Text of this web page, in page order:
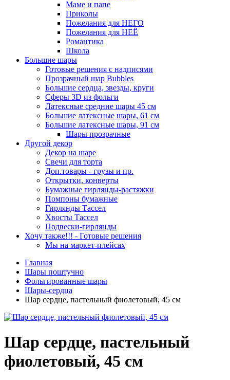
Маме и папе
Приколы
Пожелания для НЕГО
Пожелания для НЕЁ
Романтика
Школа
Большие шары
Готовые решения с надписями
Прозрачный шар Bubbles
Большие сердца, звезды, круги
Сферы 3D из фольги
Латексные средние шары 45 см
Большие латексные шары, 61 см
Большие латексные шары, 91 см
Шары прозрачные
Другой декор
Декор на шаре
Свечи для торта
Доп.товары - грузы и пр.
Открытки, конверты
Бумажные гирлянды-растяжки
Помпоны бумажные
Гирлянды Тассел
Хвосты Тассел
Подвески-гирлянды
Хочу также!!! - Готовые решения
Мы на маркет-плейсах
Главная
Шары поштучно
Фольгированные шары
Шары-сердца
Шар сердце, пастельный фиолетовый, 45 см
Шар сердце, пастельный
фиолетовый, 45 см